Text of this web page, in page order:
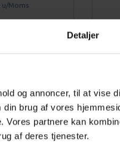
Detaljer
og annoncer, til at vise
brug af vores
Vores partnere kan
af deres tjenester.
u/Moms